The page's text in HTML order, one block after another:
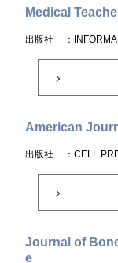
Medical
出版社 ：
American
出版社 ：CELL
Journal of
e